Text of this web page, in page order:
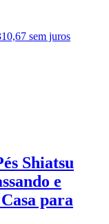
sem juros
Shiatsu
e
para